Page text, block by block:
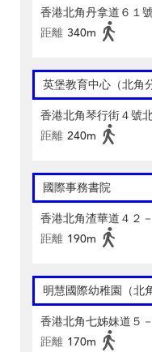
香港北角丹拿道６１
距離 340m
英堡教育中心（北角
香港北角琴行街４號
距離 240m
國際事務書院
香港北角渣華道４２
距離 190m
明慧國際幼稚園（北
香港北角七姊妹道５
距離 170m